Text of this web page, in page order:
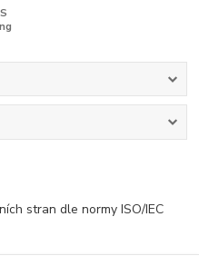
stran dle normy ISO/IEC